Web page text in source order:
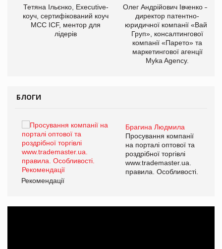
Тетяна Ільєнко, Executive-
коуч, сертифікований коуч
МСС ICF, ментор для
лідерів
Олег Андрійович Івченко —
директор патентно-
юридичної компанії «Вайз
Груп», консалтингової
компанії «Парето» та
маркетингової агенції
Myka Agency.
БЛОГИ
Брагина Людмила
Просування компанії
на порталі оптової та
роздрібної торгівлі
www.trademaster.ua.
правила. Особливості.
Рекомендації